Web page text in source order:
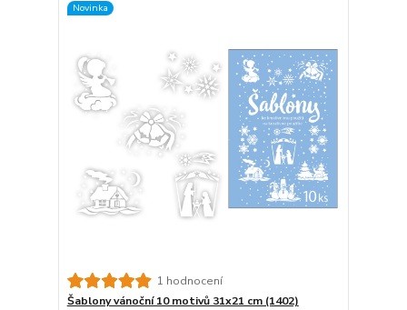
Novinka
1 hodnocení
Šablony vánoční 10 motivů 31x21 cm (1402)